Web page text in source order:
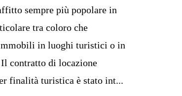
sempre più popolare in
tra coloro che
in luoghi turistici o in
contratto di locazione
finalità turistica è stato int...